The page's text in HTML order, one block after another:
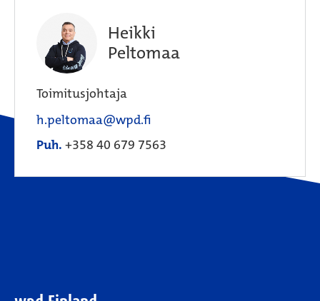
Heikki
Peltomaa
Toimitusjohtaja
h.peltomaa@wpd.fi
Puh. +358 40 679 7563